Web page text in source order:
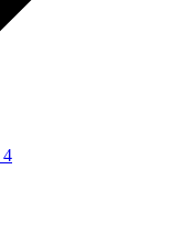
4